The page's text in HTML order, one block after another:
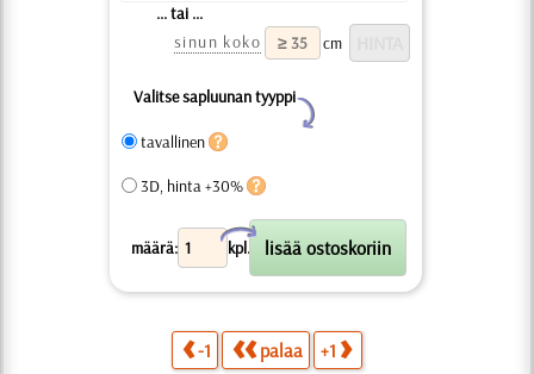
... tai ...
sinun koko
cm
Valitse sapluunan tyyppi
Y
tavallinen
3D, hinta +30%
määrä: kpl.
X
-1 palaa +1